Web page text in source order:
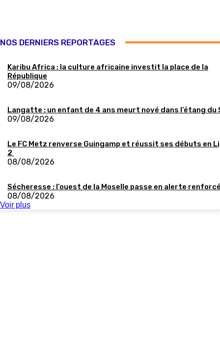
NOS DERNIERS REPORTAGES
Karibu Africa : la culture africaine investit la place de la
République
09/08/2026
Langatte : un enfant de 4 ans meurt noyé dans l’étang du
09/08/2026
Le FC Metz renverse Guingamp et réussit ses débuts en
2
08/08/2026
Sécheresse : l’ouest de la Moselle passe en alerte
08/08/2026
Voir plus